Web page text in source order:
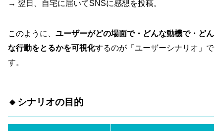
→ 翌日、自宅に届いてSNSに感想を投稿。
このように、 ユーザーがどの場面で・どんな動機で・どん
な行動をとるかを可視化するのが「ユーザーシナリオ」で
す。
🔹シナリオの目的